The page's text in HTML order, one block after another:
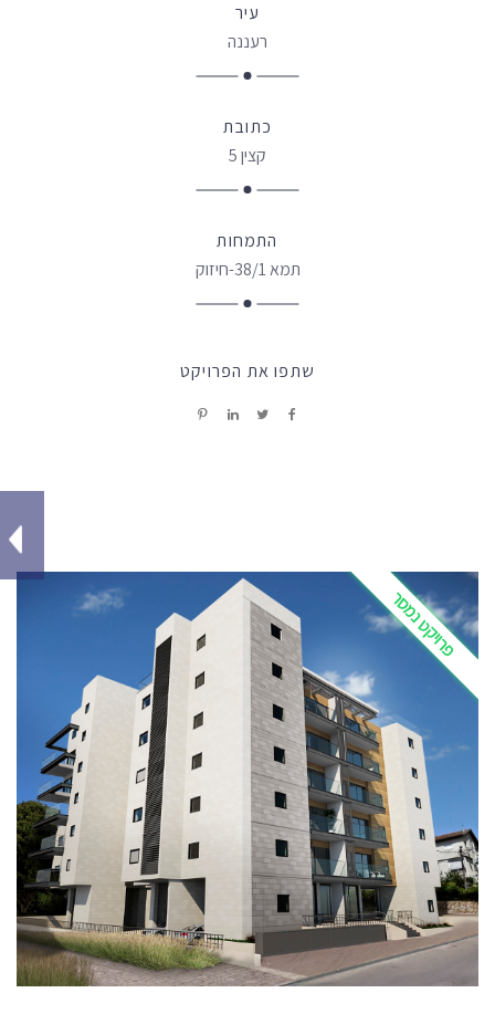
עיר
רעננה
כתובת
קצין 5
התמחות
תמא 38/1-חיזוק
שתפו את הפרויקט
פרויקט נמסר